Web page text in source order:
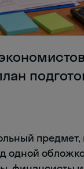
предмет,
одной